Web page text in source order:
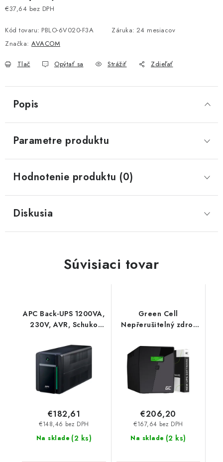
Obchodné podmienky
Formuláre na stiahnutie
€37,64 bez DPH
Kód tovaru: PBLO-6V020-F3A Záruka: 24 mesiacov
Značka: AVACOM
Tlač Opýtať sa Strážiť Zdieľať
Popis
Parametre produktu
Hodnotenie produktu (0)
Diskusia
Súvisiaci tovar
APC Back-UPS 1200VA,
230V, AVR, Schuko
Na sklade (2 ks)
€148,46 bez DPH
€182,61
Green Cell
Nepřerušitelný zdroj
1400W s LCD
displejem Čistá
sinusovka | VERZE EU |
2x Schuko 2x IEC
zásuvky UPS09
Na sklade (2 ks)
€167,64 bez DPH
€206,20